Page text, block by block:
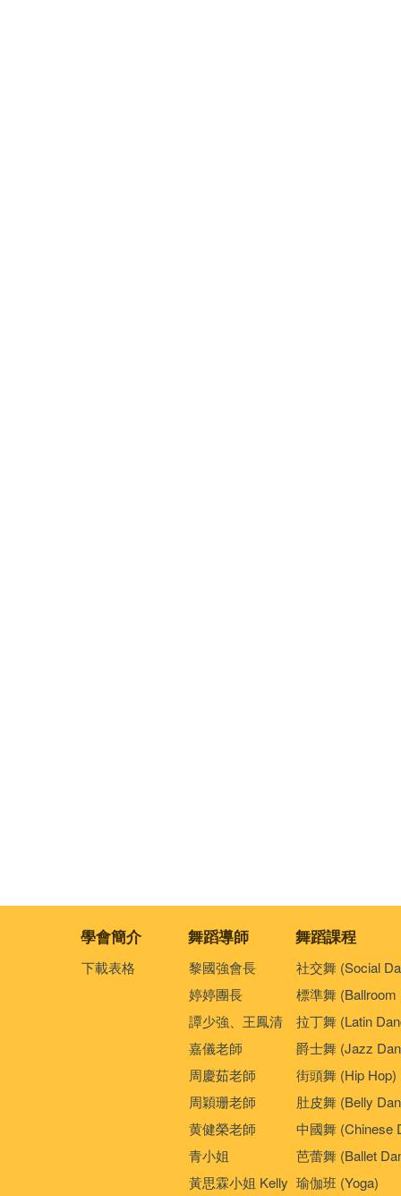
學會簡介 舞蹈導師 舞蹈課程
下載表格
黎國強會長
婷婷團長
譚少強、王鳳清
嘉儀老師
周慶茹老師
周穎珊老師
黄健榮老師
青小姐
黃思霖小姐 Kelly
社交舞 (Social
標準舞 (Ballroom
拉丁舞 (Latin
爵士舞 (Jazz
街頭舞 (Hip Hop)
肚皮舞 (Belly
中國舞 (Chinese
芭蕾舞 (Ballet
瑜伽班 (Yoga)